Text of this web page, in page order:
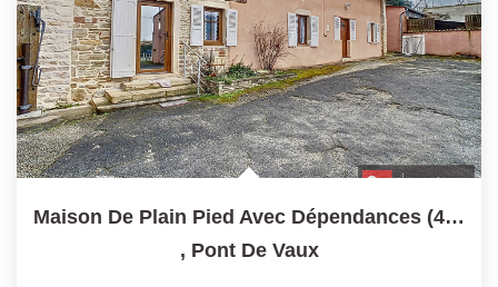
Maison De Plain Pied Avec Dépendances (415 M²) - 01190 PONT...
, Pont De Vaux